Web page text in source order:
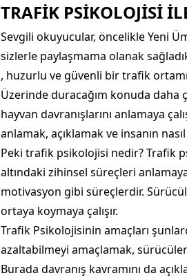
TRAFİK PSİKOLOJİSİ
Sevgili okuyucular, öncelikle Yeni
sizlerle paylaşmama olanak
, huzurlu ve güvenli bir trafik
Üzerinde duracağım konuda daha
hayvan davranışlarını anlamaya
anlamak, açıklamak ve insanın
Peki trafik psikolojisi nedir? Trafik
altındaki zihinsel süreçleri
motivasyon gibi süreçlerdir.
ortaya koymaya çalışır.
Trafik Psikolojisinin amaçları
azaltabilmeyi amaçlamak,
Burada davranış kavramını da